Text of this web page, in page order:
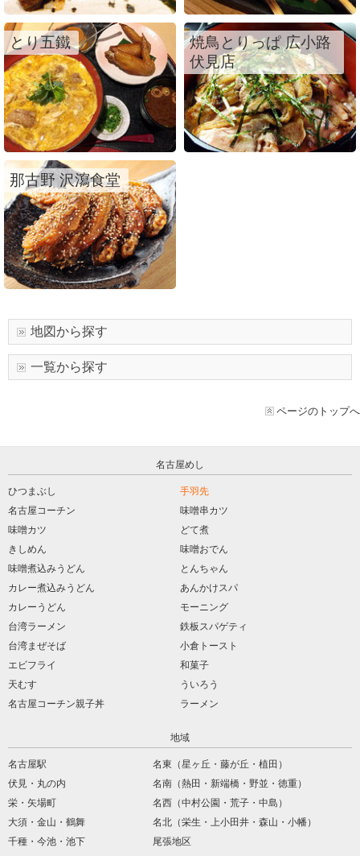
とり五鐵
焼鳥とりっぱ 広小路
伏見店
那古野 沢瀉食堂
地図から探す
一覧から探す
ページのトップへ
名古屋めし
ひつまぶし
名古屋コーチン
味噌カツ
きしめん
味噌煮込みうどん
カレー煮込みうどん
カレーうどん
台湾ラーメン
台湾まぜそば
エビフライ
天むす
名古屋コーチン親子丼
手羽先
味噌串カツ
どて煮
味噌おでん
とんちゃん
あんかけスパ
モーニング
鉄板スパゲティ
小倉トースト
和菓子
ういろう
ラーメン
地域
名古屋駅
伏見・丸の内
栄・矢場町
大須・金山・鶴舞
千種・今池・池下
名東（星ヶ丘・藤が丘・植田）
名南（熱田・新端橋・野並・徳重）
名西（中村公園・荒子・中島）
名北（栄生・上小田井・森山・小幡）
尾張地区